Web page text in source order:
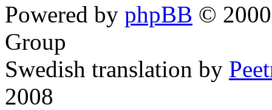
Powered by phpBB ©
Group
Swedish translation by
2008